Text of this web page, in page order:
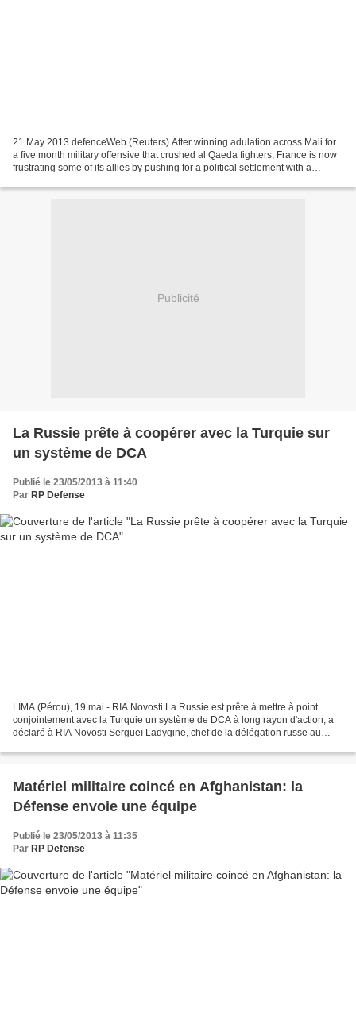
21 May 2013 defenceWeb (Reuters) After winning adulation across Mali for
a five month military offensive that crushed al Qaeda fighters, France is now
frustrating some of its allies by pushing for a political settlement with a
Publicité
La Russie prête à coopérer avec la Turquie sur
un système de DCA
Publié le 23/05/2013 à 11:40
Par RP Defense
LIMA (Pérou), 19 mai - RIA Novosti La Russie est prête à mettre à point
conjointement avec la Turquie un système de DCA à long rayon d'action, a
déclaré à RIA Novosti Sergueï Ladygine, chef de la délégation russe au
Matériel militaire coincé en Afghanistan: la
Défense envoie une équipe
Publié le 23/05/2013 à 11:35
Par RP Defense